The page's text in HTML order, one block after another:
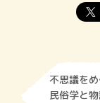
不思議を
民俗学と